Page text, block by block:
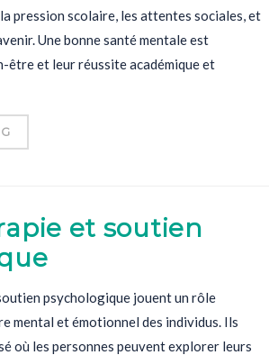
pression scolaire, les attentes sociales, et
Une bonne santé mentale est
être et leur réussite académique et
et soutien
psychologique jouent un rôle
mental et émotionnel des individus. Ils
où les personnes peuvent explorer leurs